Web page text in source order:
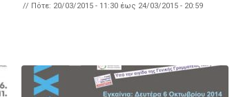
// Πότε: 20/03/2015 - 11:30 έως 24/03/2015 - 20:59